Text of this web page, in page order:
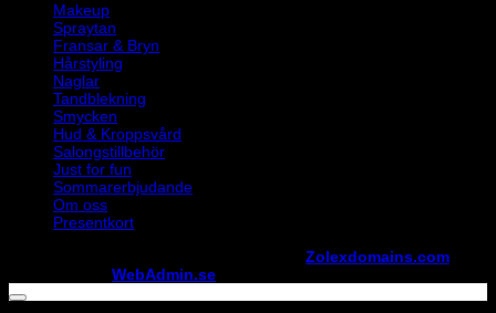
Makeup
Spraytan
Fransar & Bryn
Hårstyling
Naglar
Tandblekning
Smycken
Hud & Kroppsvård
Salongstillbehör
Just for fun
Sommarerbjudande
Om oss
Presentkort
Zolexdomains.com
WebAdmin.se